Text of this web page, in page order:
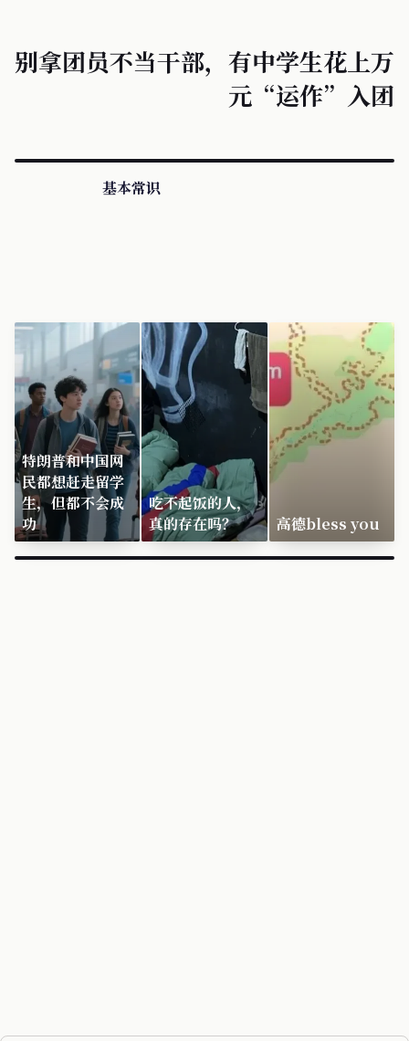
别拿团员不当干部，有中学生花上万
元“运作”入团
基本常识
特朗普和中国网
民都想赶走留学
生，但都不会成
功
吃不起饭的人，
真的存在吗？
高德bless you